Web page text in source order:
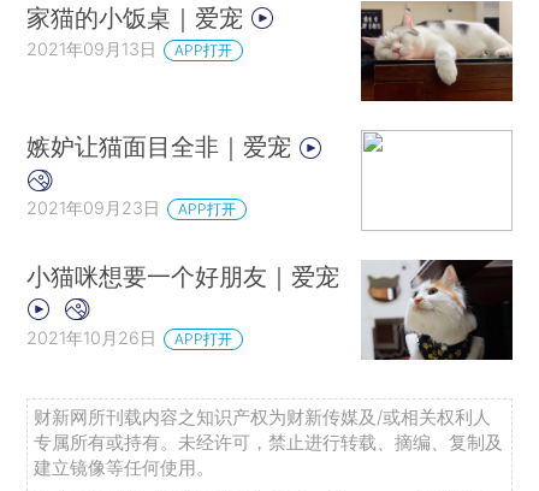
家猫的小饭桌｜爱宠
2021年09月13日 APP打开
嫉妒让猫面目全非｜爱宠
2021年09月23日 APP打开
小猫咪想要一个好朋友｜爱宠
2021年10月26日 APP打开
财新网所刊载内容之知识产权为财新传媒及/或相关权利人
专属所有或持有。未经许可，禁止进行转载、摘编、复制及
建立镜像等任何使用。